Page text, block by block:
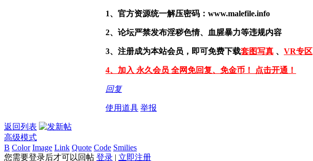
1、官方资源统一解压密码：www.malefile.info
2、论坛严禁发布淫秽色情、血腥暴力等违规内容
3、注册成为本站会员，即可免费下载套图写真 、 VR专区
4、加入 永久会员 全网免回复、免金币！ 点击开通！
回复
使用道具 举报
返回列表
高级模式
B Color Image Link Quote Code Smilies
您需要登录后才可以回帖 登录 | 立即注册